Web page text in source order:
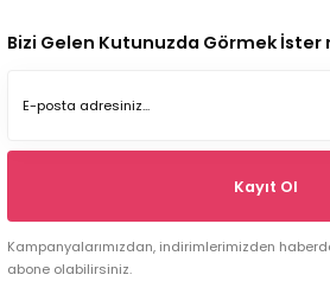
Bizi Gelen Kutunuzda Görmek İster
Kayıt Ol
Kampanyalarımızdan, indirimlerimizden
abone olabilirsiniz.